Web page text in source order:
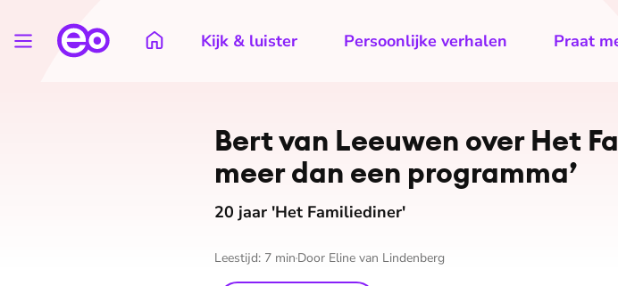
Kijk & luister Persoonlijke verhalen Praat
Bert van Leeuwen over Het
meer dan een programma’
20 jaar 'Het Familiediner'
Leestijd: 7 min Door Eline van Lindenberg